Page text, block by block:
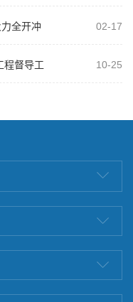
全开冲
02-17
程督导工
10-25